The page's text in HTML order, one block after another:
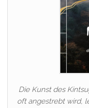
Die Kunst des
oft angestrebt wird,